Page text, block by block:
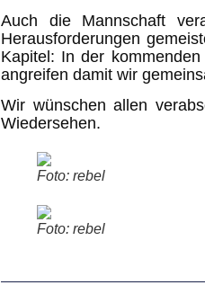
Auch die Mannschaft
Herausforderungen
Kapitel: In der
angreifen damit wir
Wir wünschen allen
Wiedersehen.
Foto: rebel
Foto: rebel